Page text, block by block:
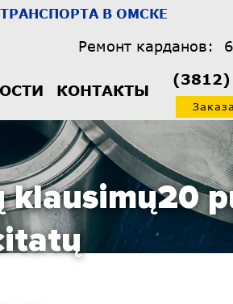
В ОМСКЕ
Ремонт карданов:
КОНТАКТЫ
klausimų20